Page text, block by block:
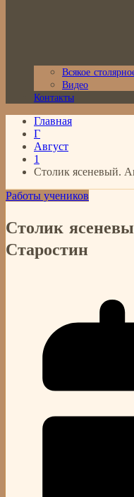
Всякое
Видео
Контакты
Главная
Г
Август
1
Столик ясеневый.
Работы учеников
Столик
Старостин